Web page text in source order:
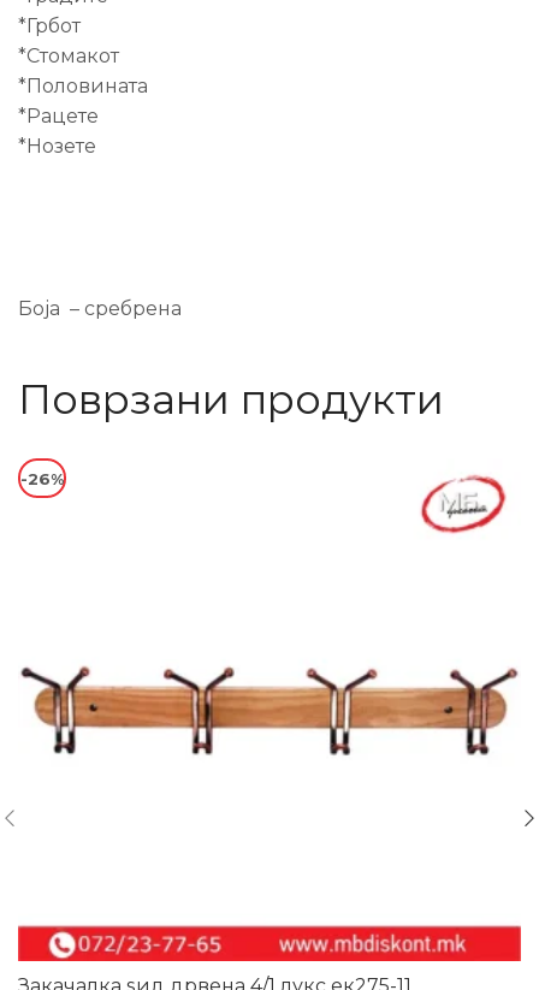
*Грбот
*Стомакот
*Половината
*Рацете
*Нозете
Боја – сребрена
Поврзани продукти
-26%